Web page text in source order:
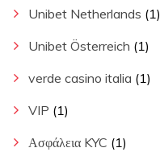
Unibet Netherlands (1)
Unibet Österreich (1)
verde casino italia (1)
VIP (1)
Ασφάλεια KYC (1)